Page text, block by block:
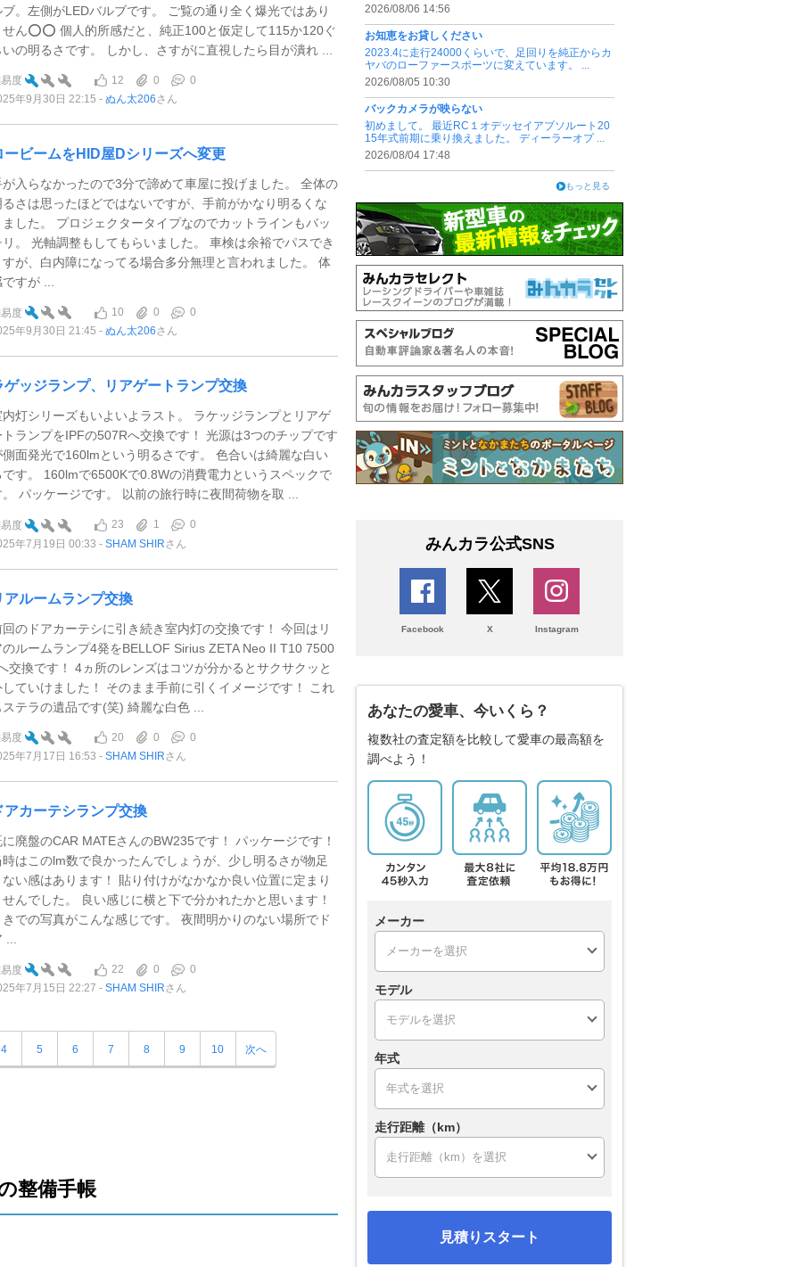
ブ。左側がLEDバルブです。 ご覧の通り全く爆光ではあり
せん⭕️⭕️ 個人的所感だと、純正100と仮定して115か120ぐ
いの明るさです。 しかし、さすがに直視したら目が潰れ ...
度 12 0
0
年9月30日 22:15
ぬん太206さん
ービームをHID屋Dシリーズへ変更
が入らなかったので3分で諦めて車屋に投げました。 全体の
るさは思ったほどではないですが、手前がかなり明るくな
ました。 プロジェクタータイプなのでカットラインもバッ
リ。 光軸調整もしてもらいました。 車検は余裕でパスでき
すが、白内障になってる場合多分無理と言われました。 体
すが ...
度 10 0
0
年9月30日 21:45
ぬん太206さん
ゲッジランプ、リアゲートランプ交換
内灯シリーズもいよいよラスト。 ラケッジランプとリアゲ
トランプをIPFの507Rへ交換です！ 光源は3つのチップです
側面発光で160lmという明るさです。 色合いは綺麗な白い
です。 160lmで6500Kで0.8Wの消費電力というスペックで
。 パッケージです。 以前の旅行時に夜間荷物を取 ...
度 23 1
0
年7月19日 00:33
SHAM SHIRさん
アルームランプ交換
回のドアカーテシに引き続き室内灯の交換です！ 今回はリ
のルームランプ4発をBELLOF Sirius ZETA Neo II T10 7500
交換です！ 4ヵ所のレンズはコツが分かるとサクサクッと
していけました！ そのまま手前に引くイメージです！ これ
ステラの遺品です(笑) 綺麗な白色 ...
度 20 0
0
年7月17日 16:53
SHAM SHIRさん
アカーテシランプ交換
に廃盤のCAR MATEさんのBW235です！ パッケージです！
時はこのlm数で良かったんでしょうが、少し明るさが物足
ない感はあります！ 貼り付けがなかなか良い位置に定まり
せんでした。 良い感じに横と下で分かれたかと思います！
きでの写真がこんな感じです。 夜間明かりのない場所でド
度 22 0
0
年7月15日 22:27
SHAM SHIRさん
4 5 6 7 8 9 10 次へ
整備手帳
2026/08/06 14:56
お知恵をお貸しください
2023.4に走行24000くらいで、足回りを純正からカ
ヤバのローファースポーツに変えています。 ...
2026/08/05 10:30
バックカメラが映らない
初めまして。 最近RC１オデッセイアブソルート20
15年式前期に乗り換えました。 ディーラーオプ ...
2026/08/04 17:48
もっと見る
みんカラ公式SNS
Facebook X Instagram
あなたの愛車、今いくら？
複数社の査定額を比較して愛車の最高額を
調べよう！
メーカー
モデル
年式
走行距離（km）
見積りスタート